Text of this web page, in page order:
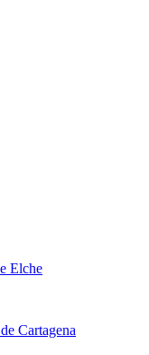
Elche
Cartagena